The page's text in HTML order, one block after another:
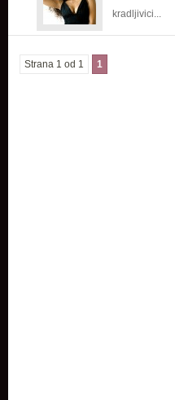
kradljivici...
Strana 1 od 1 1